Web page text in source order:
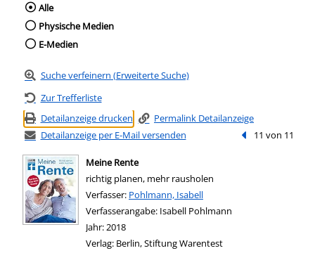
Wählen Sie die Medienart nach der Sie
Alle
Physische Medien
E-Medien
Suche verfeinern (Erweiterte Suche)
Zur Trefferliste
Detailanzeige drucken
Permalink Detailanzeige
Detailanzeige per E-Mail versenden
Vorheriger Treffer
11 von 11
Meine Rente
richtig planen, mehr rausholen
Verfasser: Suche nach diesem Verfasser
Pohlmann, Isabell
Verfasserangabe: Isabell Pohlmann
Jahr:2018
Verlag: Berlin, Stiftung Warentest